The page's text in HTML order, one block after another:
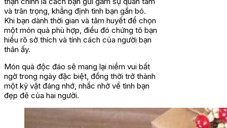
và trân trọng, khẳng định tình bạn gắn bó.
Khi bạn dành thời gian và tâm huyết để chọn
một món quà phù hợp, điều đó chứng tỏ bạn
hiểu rõ sở thích và tính cách của người bạn
thân ấy.
Món quà độc đáo sẽ mang lại niềm vui bất
ngờ trong ngày đặc biệt, đồng thời trở thành
một kỷ vật đáng nhớ, nhắc nhở về tình bạn
đẹp đẽ của hai người.